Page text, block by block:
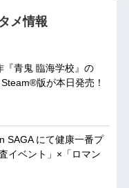
メ情報
『青鬼 臨海学校』の
版が本日発売！
SAGA にて健康一番プ
イベント」×「ロマン